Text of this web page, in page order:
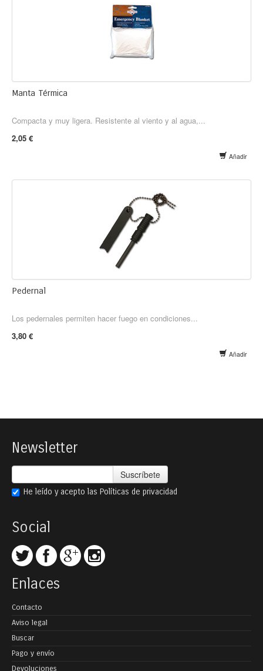
Manta Térmica
Compacta y muy ligera. Resistente al viento y al agua,...
2,05 €
Añadir
Pedernal
Los pedernales permiten hacer fuego en condiciones...
3,80 €
Añadir
Newsletter
Suscríbete
He leído y acepto las Políticas de privacidad
Social
Enlaces
Contacto
Aviso legal
Buscar
Pago y envío
Devoluciones